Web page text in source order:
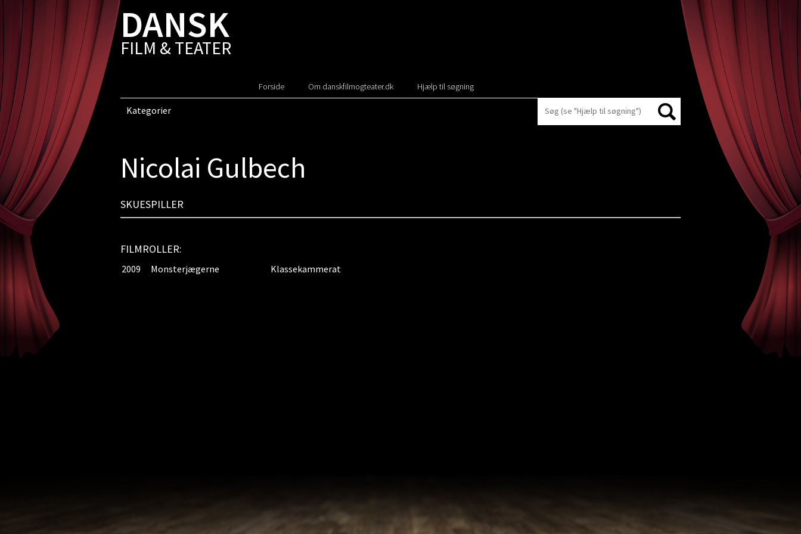
DANSK
FILM & TEATER
Forside Om danskfilmogteater.dk Hjælp til søgning
Kategorier
Nicolai Gulbech
SKUESPILLER
FILMROLLER:
2009 Monsterjægerne Klassekammerat